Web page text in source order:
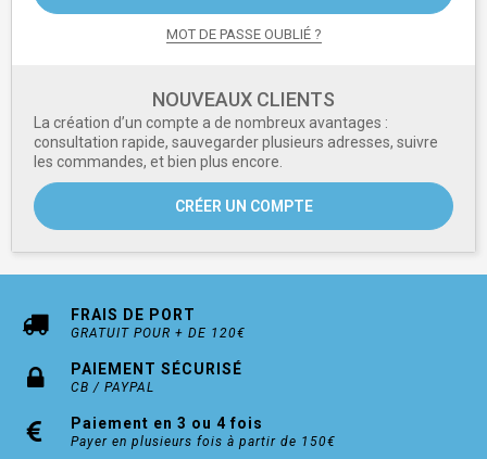
MOT DE PASSE OUBLIÉ ?
NOUVEAUX CLIENTS
La création d’un compte a de nombreux avantages :
consultation rapide, sauvegarder plusieurs adresses, suivre
les commandes, et bien plus encore.
CRÉER UN COMPTE
FRAIS DE PORT
GRATUIT POUR + DE 120€
PAIEMENT SÉCURISÉ
CB / PAYPAL
Paiement en 3 ou 4 fois
Payer en plusieurs fois à partir de 150€